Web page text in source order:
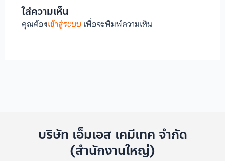
ใส่ความเห็น
คุณต้องเข้าสู่ระบบ เพื่อจะพิมพ์ความเห็น
บริษัท เอ็มเอส เคมีเทค จำกัด
(สำนักงานใหญ่)